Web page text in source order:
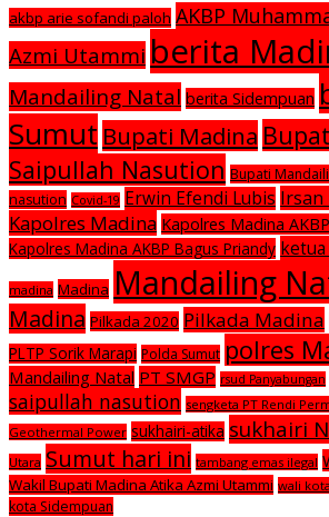
akbp arie sofandi paloh AKBP
Azmi Utammi berita
Mandailing Natal berita Sidempuan
Sumut Bupati Madina
Saipullah Nasution Bupati
nasution Covid-19 Erwin Efendi Lubis Irsan
Kapolres Madina Kapolres Madina
Kapolres Madina AKBP Bagus Priandy ketua
madina Madina Mandailing
Madina Pilkada 2020 Pilkada Madina
PLTP Sorik Marapi Polda Sumut polres
Mandailing Natal PT SMGP rsud Panyabungan
saipullah nasution sengketa PT Rendi
Geothermal Power sukhairi-atika sukhairi
Utara Sumut hari ini tambang emas ilegal
Wakil Bupati Madina Atika Azmi Utammi wali
kota Sidempuan